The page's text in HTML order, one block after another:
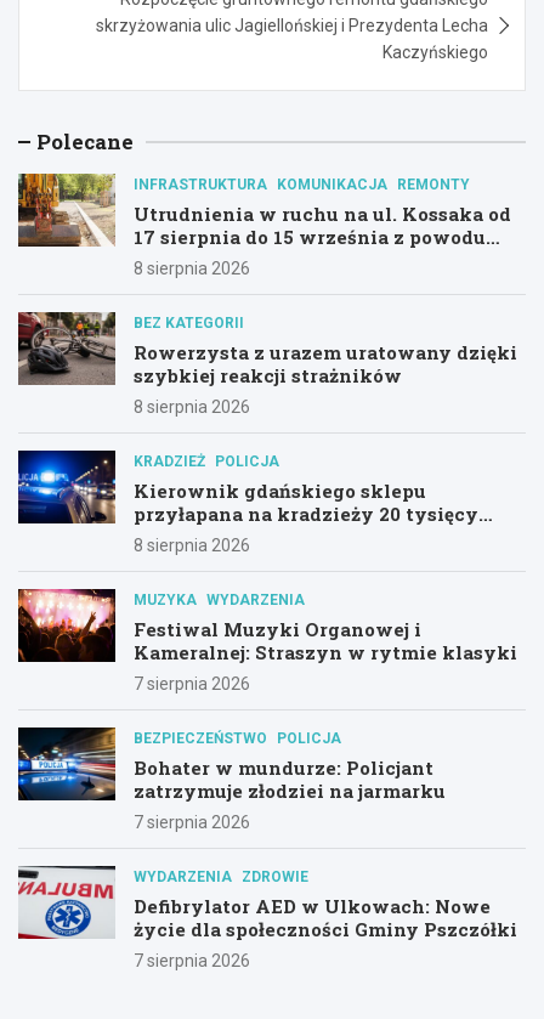
skrzyżowania ulic Jagiellońskiej i Prezydenta Lecha
Kaczyńskiego
Polecane
INFRASTRUKTURA KOMUNIKACJA REMONTY
Utrudnienia w ruchu na ul. Kossaka od
17 sierpnia do 15 września z powodu
modernizacji
8 sierpnia 2026
BEZ KATEGORII
Rowerzysta z urazem uratowany dzięki
szybkiej reakcji strażników
8 sierpnia 2026
KRADZIEŻ POLICJA
Kierownik gdańskiego sklepu
przyłapana na kradzieży 20 tysięcy
złotych z utargu
8 sierpnia 2026
MUZYKA WYDARZENIA
Festiwal Muzyki Organowej i
Kameralnej: Straszyn w rytmie klasyki
7 sierpnia 2026
BEZPIECZEŃSTWO POLICJA
Bohater w mundurze: Policjant
zatrzymuje złodziei na jarmarku
7 sierpnia 2026
WYDARZENIA ZDROWIE
Defibrylator AED w Ulkowach: Nowe
życie dla społeczności Gminy Pszczółki
7 sierpnia 2026